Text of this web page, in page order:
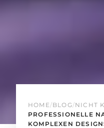
HOME /BLOG /NICHT
PROFESSIONELLE
KOMPLEXEN